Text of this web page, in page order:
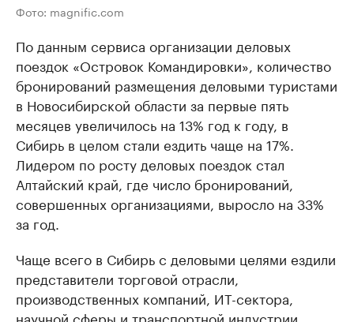
Фото: magnific.com
По данным сервиса организации деловых
поездок «Островок Командировки», количество
бронирований размещения деловыми туристами
в Новосибирской области за первые пять
месяцев увеличилось на 13% год к году, в
Сибирь в целом стали ездить чаще на 17%.
Лидером по росту деловых поездок стал
Алтайский край, где число бронирований,
совершенных организациями, выросло на 33%
за год.
Чаще всего в Сибирь с деловыми целями ездили
представители торговой отрасли,
производственных компаний, ИТ-сектора,
научной сферы и транспортной индустрии.